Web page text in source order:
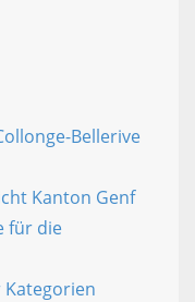
Bellerive
Kanton Genf
für die